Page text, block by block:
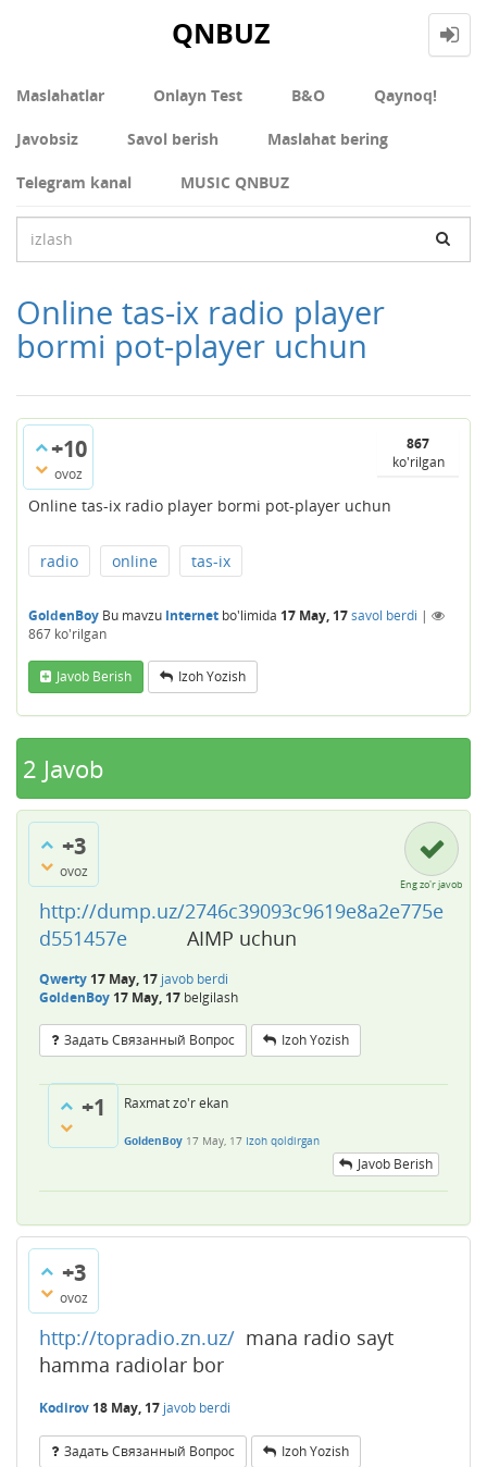
QNBUZ
Maslahatlar Onlayn Test В&О Qaynoq!
Javobsiz Savol berish Maslahat bering
Telegram kanal MUSIC QNBUZ
Online tas-ix radio player
bormi pot-player uchun
+10
ovoz
867
ko'rilgan
Online tas-ix radio player bormi pot-player uchun
radio online tas-ix
GoldenBoy Bu mavzu Internet bo'limida 17 May, 17savol berdi |
867 ko'rilgan
Javob Berish Izoh Yozish
2 Javob
+3
ovoz
Eng zo'r javob
http://dump.uz/2746c39093c9619e8a2e775e
d551457e AIMP uchun
Qwerty 17 May, 17 javob berdi
GoldenBoy 17 May, 17 belgilash
Задать Связанный Вопрос Izoh Yozish
+1 Raxmat zo'r ekan
GoldenBoy 17 May, 17 Izoh qoldirgan
Javob Berish
+3
ovoz
http://topradio.zn.uz/ mana radio sayt
hamma radiolar bor
Kodirov 18 May, 17 javob berdi
Задать Связанный Вопрос Izoh Yozish